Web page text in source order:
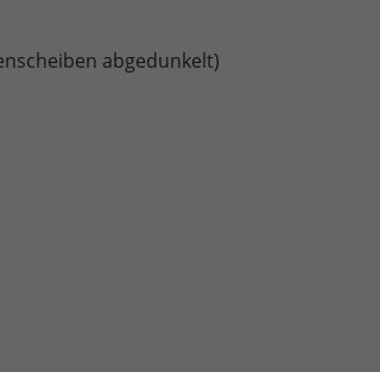
abgedunkelt)